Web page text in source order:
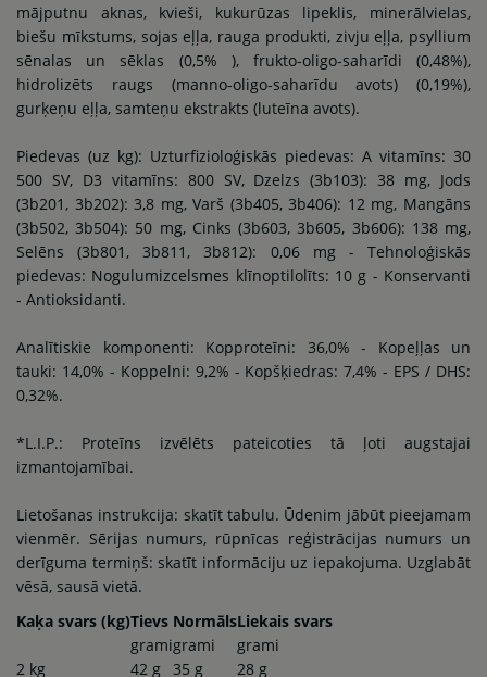
mājputnu aknas, kvieši, kukurūzas lipeklis, minerālvielas,
biešu mīkstums, sojas eļļa, rauga produkti, zivju eļļa, psyllium
sēnalas un sēklas (0,5% ), frukto-oligo-saharīdi (0,48%),
hidrolizēts raugs (manno-oligo-saharīdu avots) (0,19%),
gurķeņu eļļa, samteņu ekstrakts (luteīna avots).
Piedevas (uz kg): Uzturfizioloģiskās piedevas: A vitamīns: 30
500 SV, D3 vitamīns: 800 SV, Dzelzs (3b103): 38 mg, Jods
(3b201, 3b202): 3,8 mg, Varš (3b405, 3b406): 12 mg, Mangāns
(3b502, 3b504): 50 mg, Cinks (3b603, 3b605, 3b606): 138 mg,
Selēns (3b801, 3b811, 3b812): 0,06 mg - Tehnoloģiskās
piedevas: Nogulumizcelsmes klīnoptilolīts: 10 g - Konservanti
- Antioksidanti.
Analītiskie komponenti: Kopproteīni: 36,0% - Kopeļļas un
tauki: 14,0% - Koppelni: 9,2% - Kopšķiedras: 7,4% - EPS / DHS:
0,32%.
*L.I.P.: Proteīns izvēlēts pateicoties tā ļoti augstajai
izmantojamībai.
Lietošanas instrukcija: skatīt tabulu. Ūdenim jābūt pieejamam
vienmēr. Sērijas numurs, rūpnīcas reģistrācijas numurs un
derīguma termiņš: skatīt informāciju uz iepakojuma. Uzglabāt
vēsā, sausā vietā.
Kaķa svars (kg)Tievs NormālsLiekais svars
gramigrami
grami
2 kg
42 g 35 g
28 g